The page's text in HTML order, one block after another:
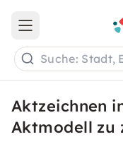
Open main menu
Suche: Stadt,
Aktzeichnen
Aktmodell zu